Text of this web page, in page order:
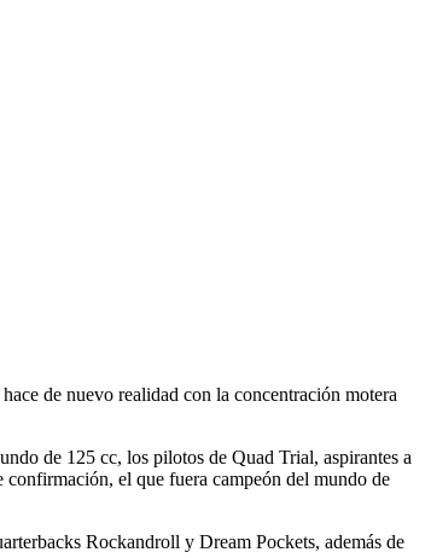
de nuevo realidad con la concentración motera
de 125 cc, los pilotos de Quad Trial, aspirantes a
el que fuera campeón del mundo de
Rockandroll y Dream Pockets, además de